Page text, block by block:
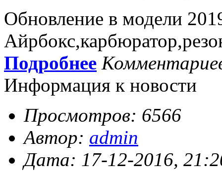
Обновление в модели
Подробнее
Информация к новости
Просмотров: 6566
Автор: admin
Дата: 17-12-2016,